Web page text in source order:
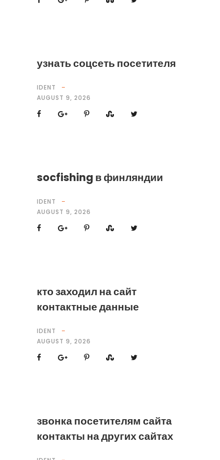
узнать соцсеть посетителя
IDENT
AUGUST 9, 2026
socfishing в финляндии
IDENT
AUGUST 9, 2026
кто заходил на сайт
контактные данные
IDENT
AUGUST 9, 2026
звонка посетителям сайта
контакты на других сайтах